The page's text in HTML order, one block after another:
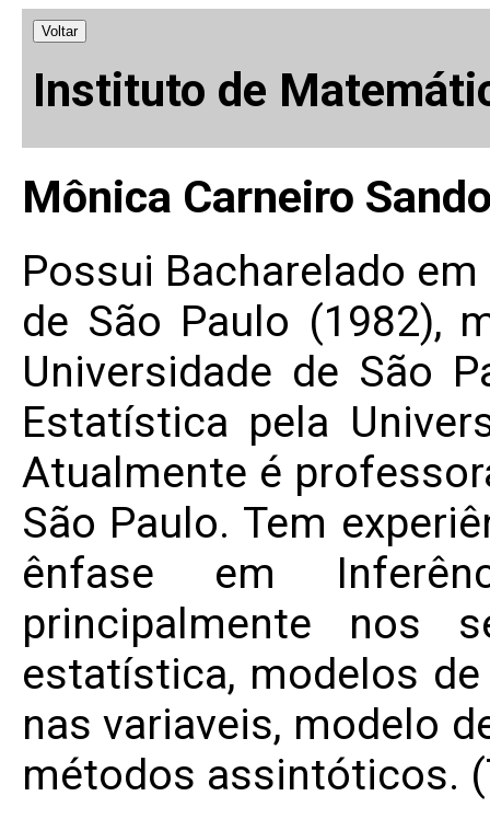
Voltar
Instituto de
Mônica Carneiro
Possui Bacharelado
de São Paulo (1982),
Universidade de São
Estatística pela
Atualmente é
São Paulo. Tem
ênfase em
principalmente nos
estatística, modelos
nas variaveis, modelo
métodos assintóticos.